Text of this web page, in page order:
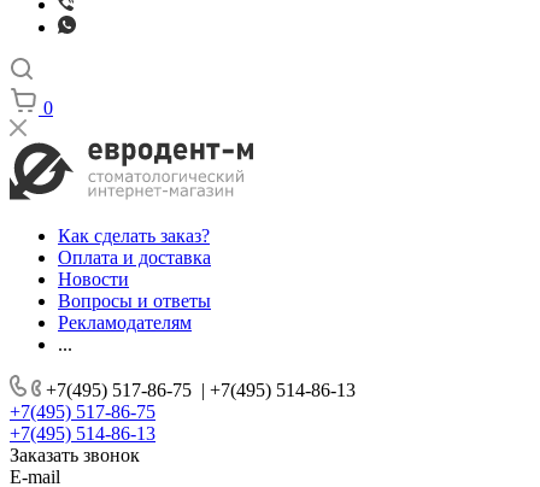
0
Как сделать заказ?
Оплата и доставка
Новости
Вопросы и ответы
Рекламодателям
...
+7(495) 517-86-75 | +7(495) 514-86-13
+7(495) 517-86-75
+7(495) 514-86-13
Заказать звонок
E-mail